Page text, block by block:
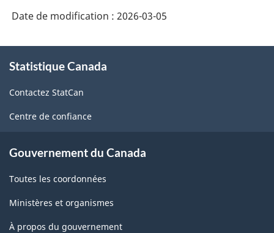
Date de modification : 2026-03-05
propos
ce
site
Statistique Canada
Contactez StatCan
Centre de confiance
Gouvernement du Canada
Toutes les coordonnées
Ministères et organismes
À propos du gouvernement